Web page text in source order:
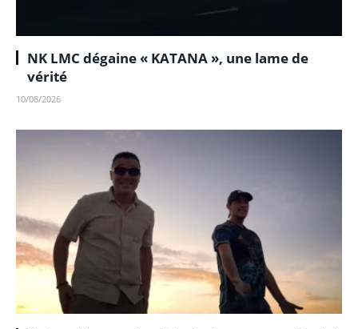
NK LMC dégaine « KATANA », une lame de
vérité
10/08/2026